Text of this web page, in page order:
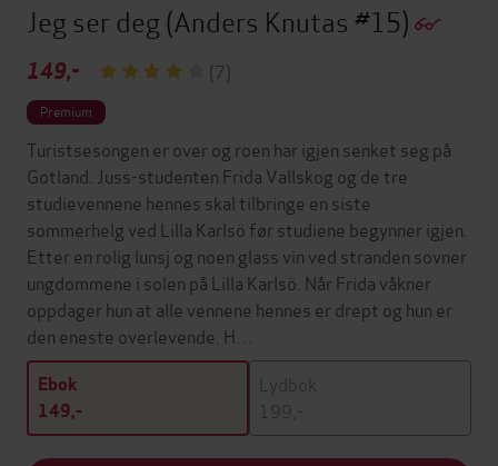
Jeg ser deg (Anders Knutas #15)
149,- (7)
Premium
Turistsesongen er over og roen har igjen senket seg på
Gotland. Juss-studenten Frida Vallskog og de tre
studievennene hennes skal tilbringe en siste
sommerhelg ved Lilla Karlsö før studiene begynner igjen.
Etter en rolig lunsj og noen glass vin ved stranden sovner
ungdommene i solen på Lilla Karlsö. Når Frida våkner
oppdager hun at alle vennene hennes er drept og hun er
den eneste overlevende. H…
Ebok
149,-
Lydbok
199,-